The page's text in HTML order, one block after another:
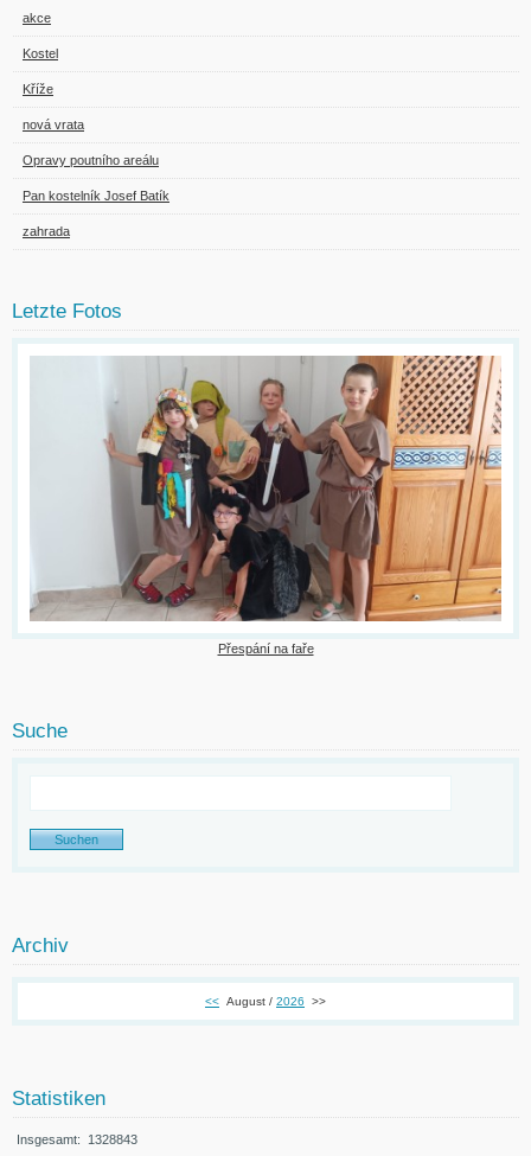
akce
Kostel
Kříže
nová vrata
Opravy poutního areálu
Pan kostelník Josef Batík
zahrada
Letzte Fotos
Přespání na faře
Suche
Archiv
<< August / 2026 >>
Statistiken
Insgesamt: 1328843